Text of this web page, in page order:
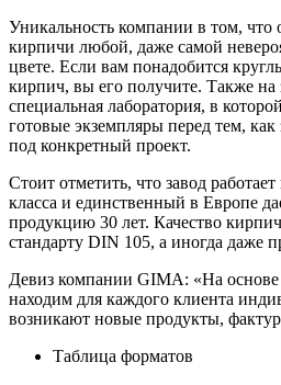
Уникальность компании в том, что
кирпичи любой, даже самой
цвете. Если вам понадобится
кирпич, вы его получите. Также на
специальная лаборатория, в
готовые экземпляры перед тем,
под конкретный проект.
Стоит отметить, что завод
класса и единственный в Европе
продукцию 30 лет. Качество
стандарту DIN 105, а иногда даже
Девиз компании GIMA: «На
находим для каждого клиента
возникают новые продукты,
Таблица форматов